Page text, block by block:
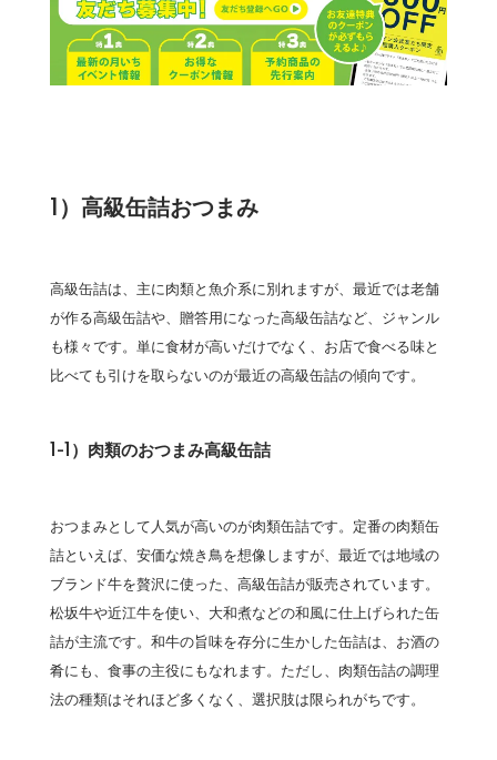
1）高級缶詰おつまみ
高級缶詰は、主に肉類と魚介系に別れますが、最近では老舗
が作る高級缶詰や、贈答用になった高級缶詰など、ジャンル
も様々です。単に食材が高いだけでなく、お店で食べる味と
比べても引けを取らないのが最近の高級缶詰の傾向です。
1-1）肉類のおつまみ高級缶詰
おつまみとして人気が高いのが肉類缶詰です。定番の肉類缶
詰といえば、安価な焼き鳥を想像しますが、最近では地域の
ブランド牛を贅沢に使った、高級缶詰が販売されています。
松坂牛や近江牛を使い、大和煮などの和風に仕上げられた缶
詰が主流です。和牛の旨味を存分に生かした缶詰は、お酒の
肴にも、食事の主役にもなれます。ただし、肉類缶詰の調理
法の種類はそれほど多くなく、選択肢は限られがちです。